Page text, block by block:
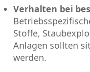
Verhalten bei
Stoffe,
Anlagen sollten
werden.